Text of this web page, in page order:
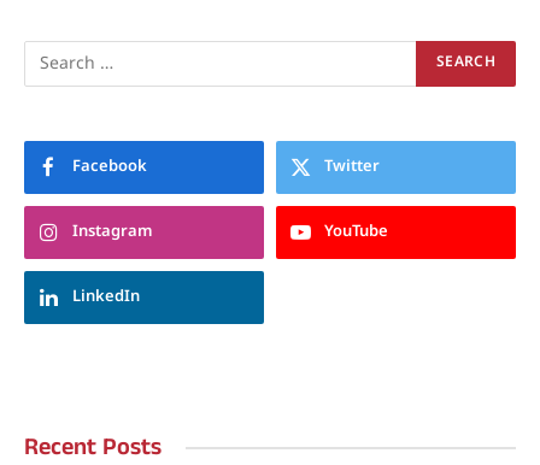
Facebook Twitter
Instagram YouTube
LinkedIn
Recent Posts